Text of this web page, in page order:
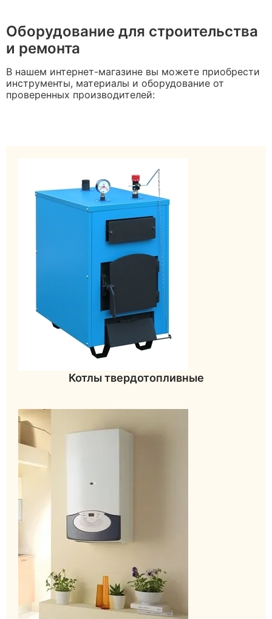
Оборудование для строительства
и ремонта
В нашем интернет-магазине вы можете приобрести
инструменты, материалы и оборудование от
проверенных производителей:
Котлы твердотопливные